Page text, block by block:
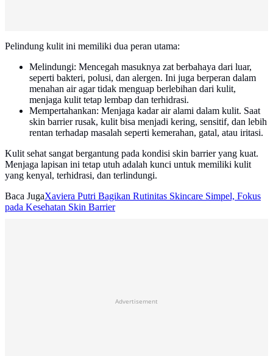
Pelindung kulit ini memiliki dua peran utama:
Melindungi: Mencegah masuknya zat berbahaya dari luar,
seperti bakteri, polusi, dan alergen. Ini juga berperan dalam
menahan air agar tidak menguap berlebihan dari kulit,
menjaga kulit tetap lembap dan terhidrasi.
Mempertahankan: Menjaga kadar air alami dalam kulit. Saat
skin barrier rusak, kulit bisa menjadi kering, sensitif, dan lebih
rentan terhadap masalah seperti kemerahan, gatal, atau iritasi.
Kulit sehat sangat bergantung pada kondisi skin barrier yang kuat.
Menjaga lapisan ini tetap utuh adalah kunci untuk memiliki kulit
yang kenyal, terhidrasi, dan terlindungi.
Baca JugaXaviera Putri Bagikan Rutinitas Skincare Simpel, Fokus
pada Kesehatan Skin Barrier
Advertisement